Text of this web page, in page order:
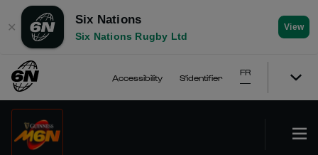
✕
Six Nations
Six Nations Rugby Ltd
View
Accessibility S'identifier
FR